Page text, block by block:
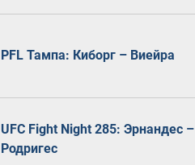
PFL Тампа: Киборг – Виейра
UFC Fight Night 285: Эрнандес –
Родригес